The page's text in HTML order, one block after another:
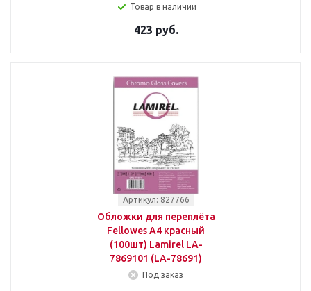
Товар в наличии
423 руб.
Артикул: 827766
Обложки для переплёта
Fellowes A4 красный
(100шт) Lamirel LA-
7869101 (LA-78691)
Под заказ